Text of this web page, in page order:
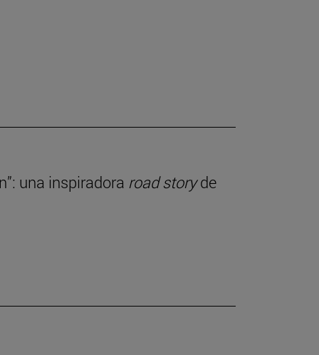
una inspiradora road storyde